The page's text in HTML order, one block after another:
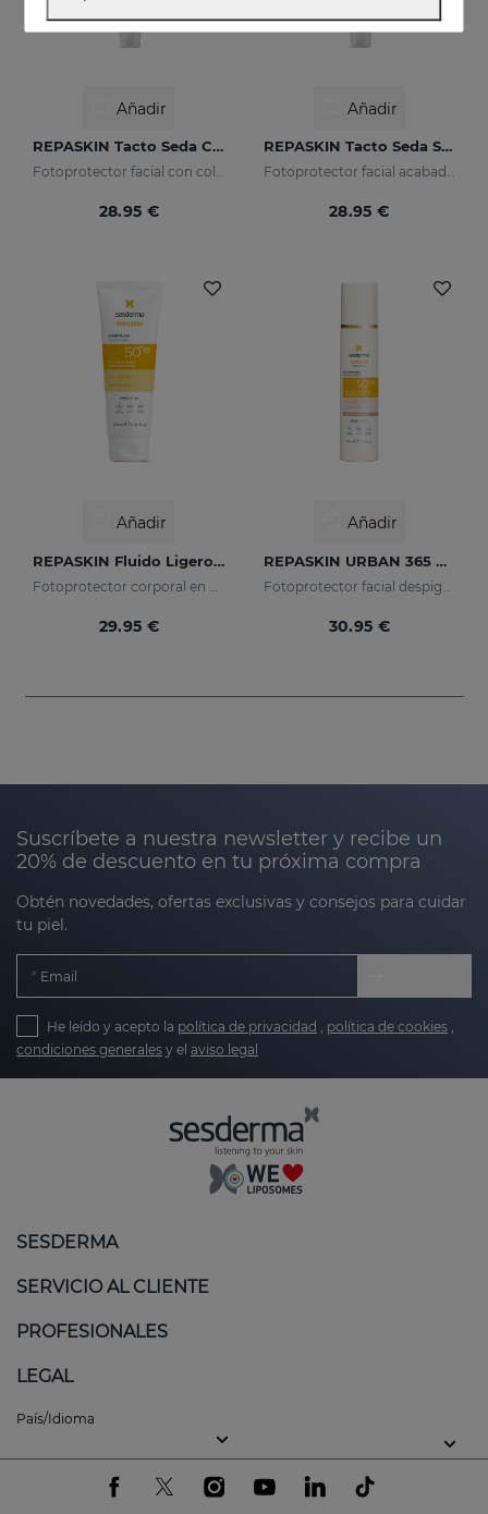
Añadir
REPASKIN Tacto Seda Color SPF50
Fotoprotector facial con color acabado aterciopelado
28.95 €
Añadir
REPASKIN Tacto Seda SPF50
Fotoprotector facial acabado aterciopelado
28.95 €
Añadir
REPASKIN Fluido Ligero SPF50+
29.95 €
Añadir
REPASKIN URBAN 365 Despigmentante SPF50+
30.95 €
Suscríbete a nuestra newsletter y recibe un
20% de descuento en tu próxima compra
Obtén novedades, ofertas exclusivas y consejos para cuidar
tu piel.
Email
He leído y acepto la política de privacidad política de cookies
condiciones generales y el aviso legal
SESDERMA
SERVICIO AL CLIENTE
PROFESIONALES
LEGAL
País/Idioma